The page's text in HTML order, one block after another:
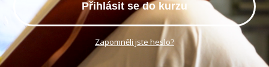
Přihlásit se do kurzu
Zapomněli jste heslo?